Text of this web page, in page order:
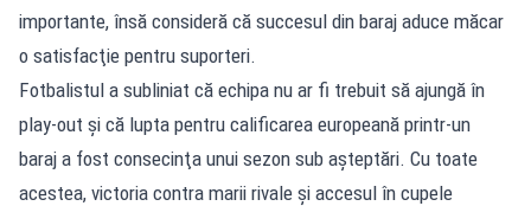
importante, însă consideră că succesul din baraj aduce măcar
o satisfacţie pentru suporteri.
Fotbalistul a subliniat că echipa nu ar fi trebuit să ajungă în
play-out şi că lupta pentru calificarea europeană printr-un
baraj a fost consecinţa unui sezon sub aşteptări. Cu toate
acestea, victoria contra marii rivale şi accesul în cupele